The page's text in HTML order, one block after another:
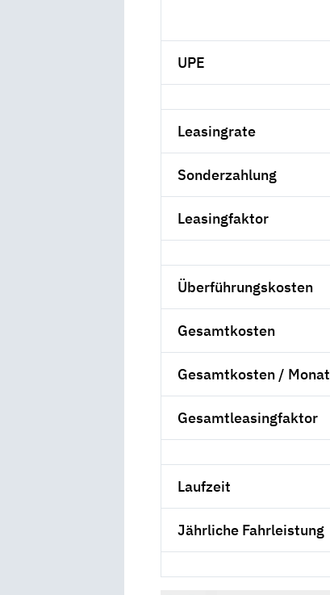
UPE
Leasingrate
Sonderzahlung
Leasingfaktor
Überführungskosten
Gesamtkosten
Gesamtkosten / Monat
Gesamtleasingfaktor
Laufzeit
Jährliche Fahrleistung